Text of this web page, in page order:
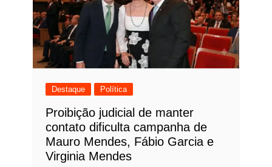
Destaque Política
Proibição judicial de manter
contato dificulta campanha de
Mauro Mendes, Fábio Garcia e
Virginia Mendes